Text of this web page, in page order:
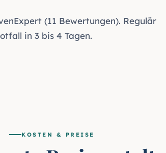
(11 Bewertungen). Regulär
in 3 bis 4 Tagen.
KOSTEN & PREISE